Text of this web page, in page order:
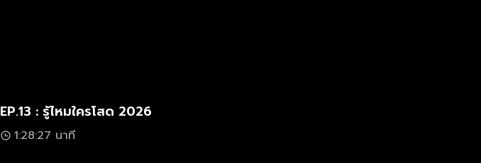
EP.13 : รู้ไหมใครโสด 2026
1:28:27 นาที